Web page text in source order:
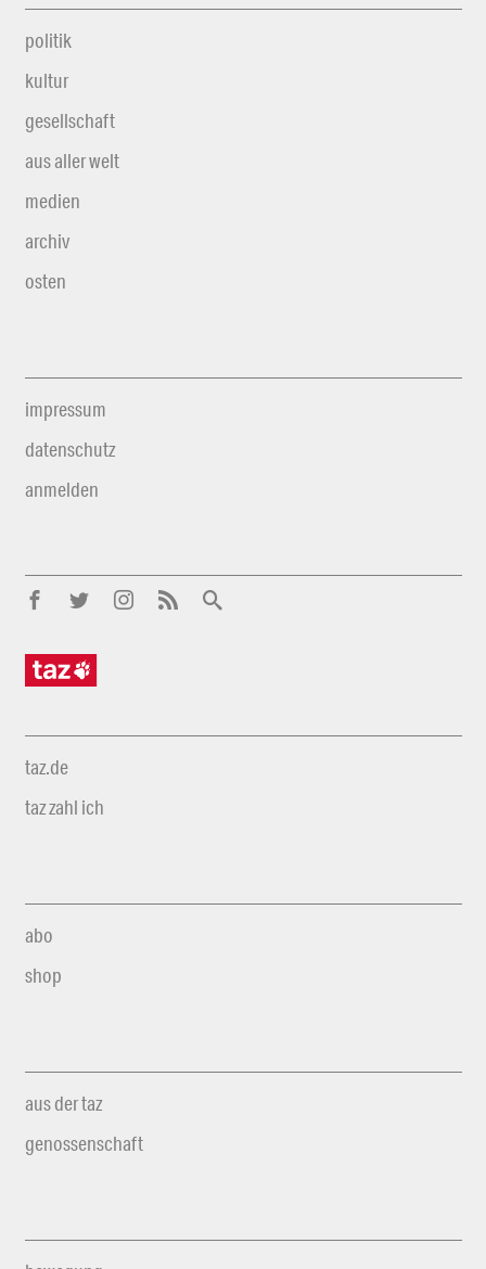
politik
kultur
gesellschaft
aus aller welt
medien
archiv
osten
impressum
datenschutz
anmelden
taz.de
taz zahl ich
abo
shop
aus der taz
genossenschaft